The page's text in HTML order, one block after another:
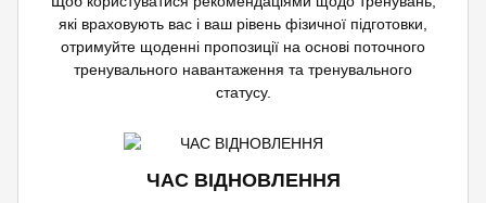
які враховують вас і ваш рівень фізичної підготовки,
отримуйте щоденні пропозиції на основі поточного
тренувального навантаження та тренувального
статусу.
ЧАС ВІДНОВЛЕННЯ